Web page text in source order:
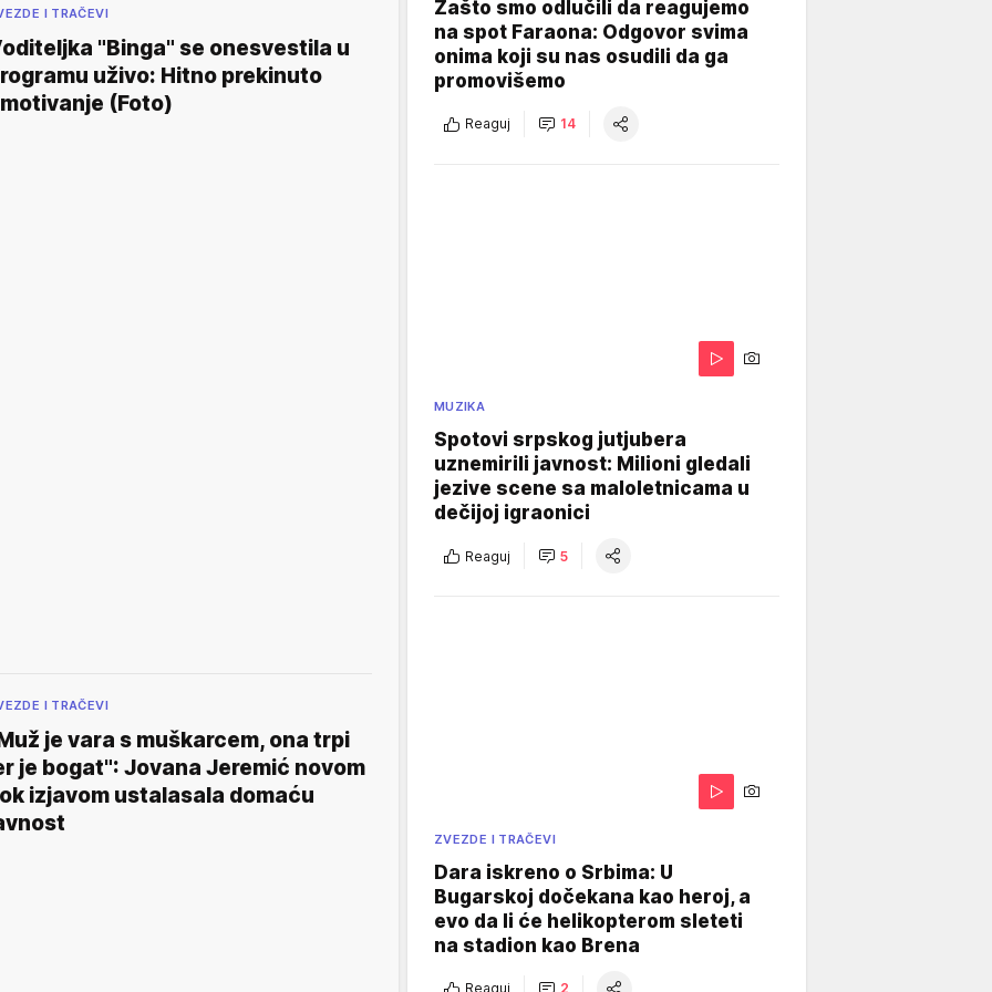
I TRAČEVI
"Binga" se onesvestila u
uživo: Hitno prekinuto
(Foto)
I TRAČEVI
je vara s muškarcem, ona trpi
je bogat": Jovana Jeremić novom
izjavom ustalasala domaću
Zašto smo odlučili da reagujemo
na spot Faraona: Odgovor svima
onima koji su nas osudili da ga
promovišemo
Reaguj 14
MUZIKA
Spotovi srpskog jutjubera
uznemirili javnost: Milioni gledali
jezive scene sa maloletnicama u
dečijoj igraonici
Reaguj 5
ZVEZDE I TRAČEVI
Dara iskreno o Srbima: U
Bugarskoj dočekana kao heroj, a
evo da li će helikopterom sleteti
na stadion kao Brena
Reaguj 2